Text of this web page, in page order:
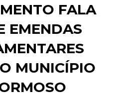
FALA
EMENDAS
MUNICÍPIO